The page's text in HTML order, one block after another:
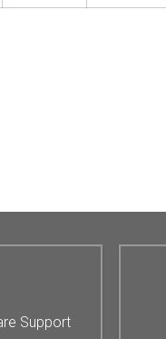
Support